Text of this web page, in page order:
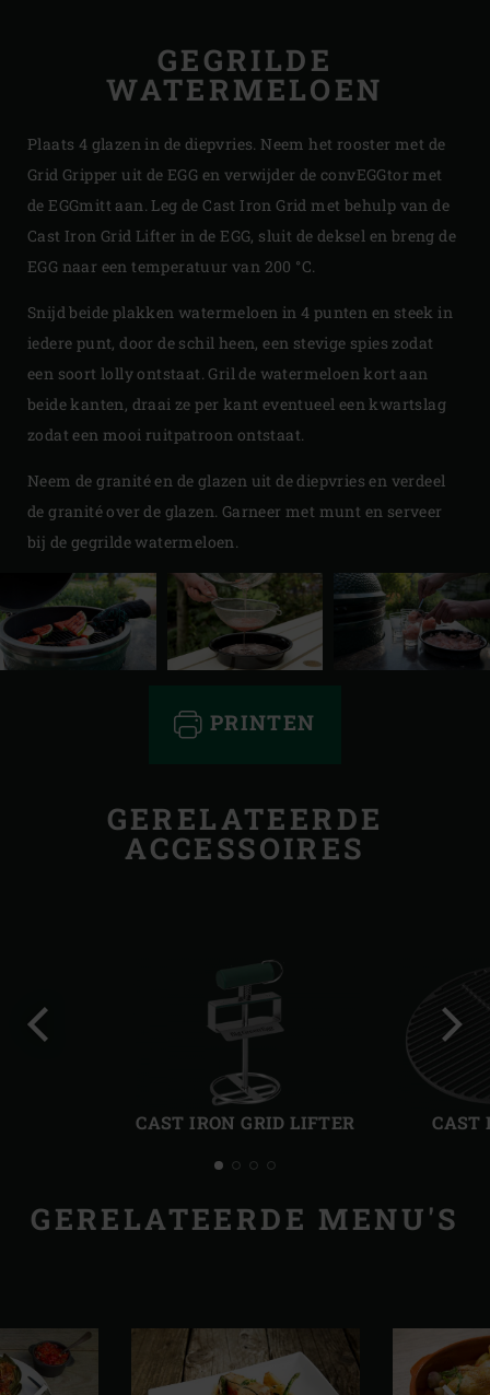
GEGRILDE
WATERMELOEN
Plaats 4 glazen in de diepvries. Neem het rooster met de
Grid Gripper uit de EGG en verwijder de convEGGtor met
de EGGmitt aan. Leg de Cast Iron Grid met behulp van de
Cast Iron Grid Lifter in de EGG, sluit de deksel en breng de
EGG naar een temperatuur van 200 °C.
Snijd beide plakken watermeloen in 4 punten en steek in
iedere punt, door de schil heen, een stevige spies zodat
een soort lolly ontstaat. Gril de watermeloen kort aan
beide kanten, draai ze per kant eventueel een kwartslag
zodat een mooi ruitpatroon ontstaat.
Neem de granité en de glazen uit de diepvries en verdeel
de granité over de glazen. Garneer met munt en serveer
bij de gegrilde watermeloen.
PRINTEN
GERELATEERDE
ACCESSOIRES
CAST IRON GRID LIFTER CAST
GERELATEERDE MENU'S